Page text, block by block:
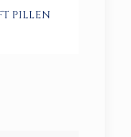
PILLEN